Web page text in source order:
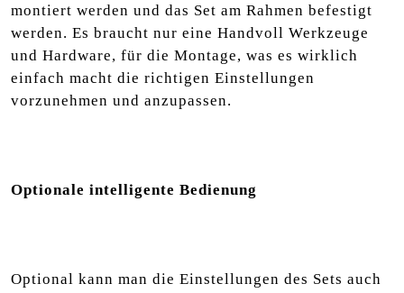
montiert werden und das Set am Rahmen befestigt
werden. Es braucht nur eine Handvoll Werkzeuge
und Hardware, für die Montage, was es wirklich
einfach macht die richtigen Einstellungen
vorzunehmen und anzupassen.
Optionale intelligente Bedienung
Optional kann man die Einstellungen des Sets auch